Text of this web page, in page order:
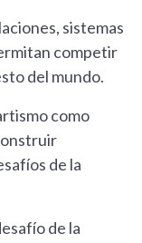
sistemas
competir
del mundo.
como
de la
de la